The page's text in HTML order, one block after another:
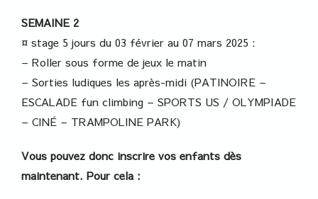
SEMAINE 2
¤ stage 5 jours du 03 février au 07 mars 2025 :
– Roller sous forme de jeux le matin
– Sorties ludiques les après-midi (PATINOIRE –
ESCALADE fun climbing – SPORTS US / OLYMPIADE
– CINÉ – TRAMPOLINE PARK)
Vous pouvez donc inscrire vos enfants dès
maintenant. Pour cela :